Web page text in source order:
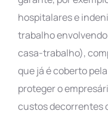
hospitalares e
trabalho
casa-trabalho),
que já é coberto
proteger o
custos decorrentes